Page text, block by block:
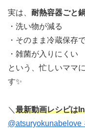
実は、 耐熱容器ごと
・洗い物が減る
・そのまま冷蔵保存
・雑菌が入りにくい
という、忙しいママ
す✨
＼ 最新動画レシピは
@atsuryokunabelove